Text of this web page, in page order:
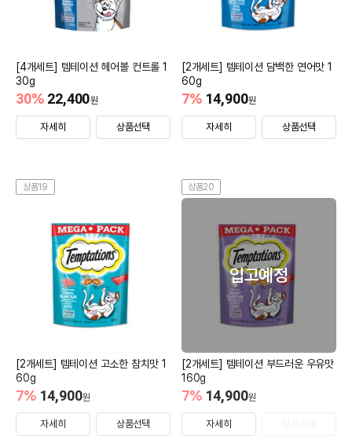
[4개세트] 템테이션 헤어볼 컨트롤 1
30g
22,400원
30%
자세히 상품선택
[2개세트] 템테이션 담백한 연어맛 1
60g
14,900원
7%
자세히 상품선택
상품19
[2개세트] 템테이션 고소한 참치맛 1
60g
14,900원
7%
자세히 상품선택
상품20
입고예정
[2개세트] 템테이션 부드러운 우유맛
160g
14,900원
7%
자세히